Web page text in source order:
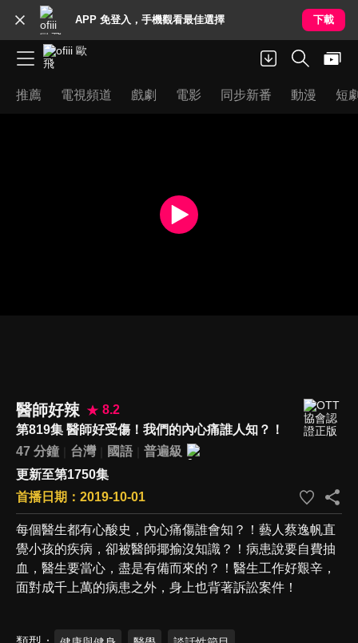
APP 免登入，手機觀看最佳選擇 下載
推薦 電視頻道 戲劇 電影 同步新番 動漫 短
醫師好辣
8.2
第819集 醫師好受傷！我們的內心痛誰人知？！
47 分鐘
台灣 國語
普遍級
更新至第1750集
首播日期：2019-10-01
每個醫生都有心酸史，內心痛傷誰會知？！藝人蔡逸帆直
覺小孩的疾病，卻被醫師揶揄沒知識？！病患說要自費抽
血，醫生要當心，盡是有備而來的？！醫生工作好艱辛，
面對成千上萬的病患之外，身上也背著訴訟案件！